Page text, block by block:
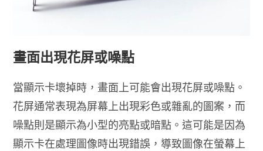
畫面出現花屏或噪點
當顯示卡壞掉時，畫面上可能會出現花屏或噪點。
花屏通常表現為屏幕上出現彩色或雜亂的圖案，而
噪點則是顯示為小型的亮點或暗點。這可能是因為
顯示卡在處理圖像時出現錯誤，導致圖像在螢幕上